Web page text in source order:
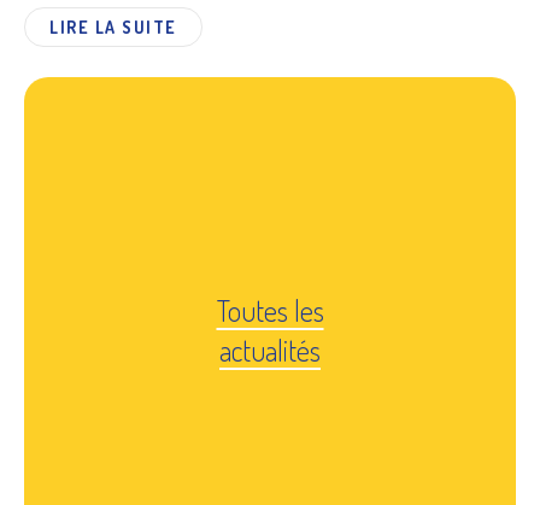
LIRE LA SUITE
Toutes les
actualités